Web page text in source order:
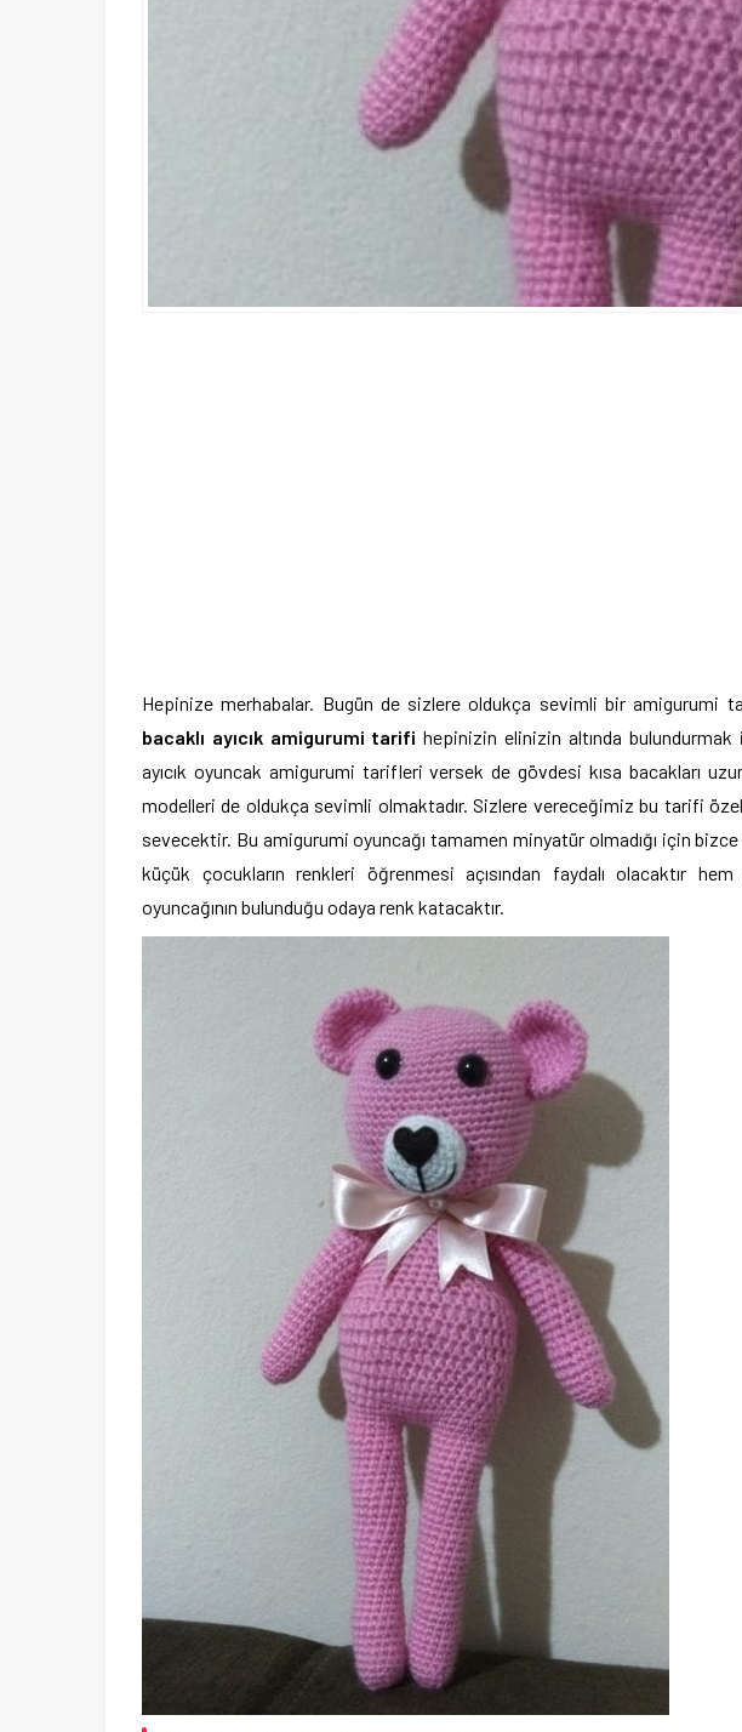
Hepinize merhabalar. Bugün de sizlere oldukça sevimli bir amigurumi
bacaklı ayıcık amigurumi tarifihepinizin elinizin altında
ayıcık oyuncak amigurumi tarifleri versek de gövdesi kısa bacakları
modelleri de oldukça sevimli olmaktadır. Sizlere vereceğimiz bu tarifi
sevecektir. Bu amigurumi oyuncağı tamamen minyatür olmadığı için
küçük çocukların renkleri öğrenmesi açısından faydalı olacaktır
oyuncağının bulunduğu odaya renk katacaktır.